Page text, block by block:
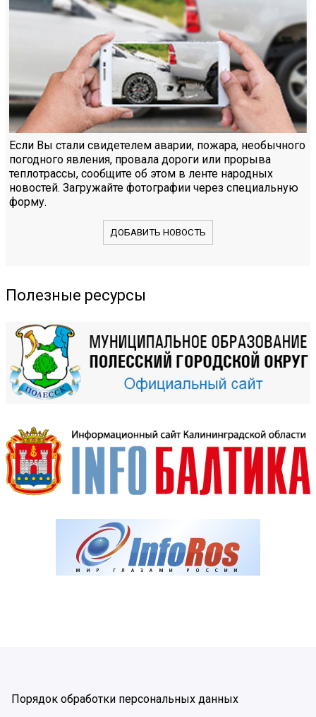
Если Вы стали свидетелем аварии, пожара, необычного
погодного явления, провала дороги или прорыва
теплотрассы, сообщите об этом в ленте народных
новостей. Загружайте фотографии через специальную
форму.
ДОБАВИТЬ НОВОСТЬ
Полезные ресурсы
Порядок обработки персональных данных